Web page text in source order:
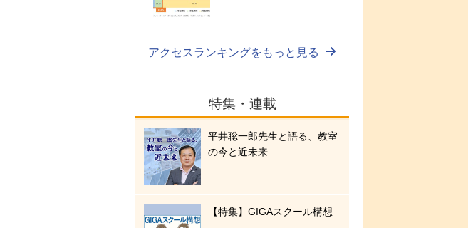
アクセスランキングをもっと見る
特集・連載
平井聡一郎先生と語る、教室
の今と近未来
【特集】GIGAスクール構想